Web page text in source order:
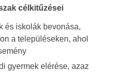
célkitűzései
és iskolák bevonása,
a településeken, ahol
gyermek elérése, azaz